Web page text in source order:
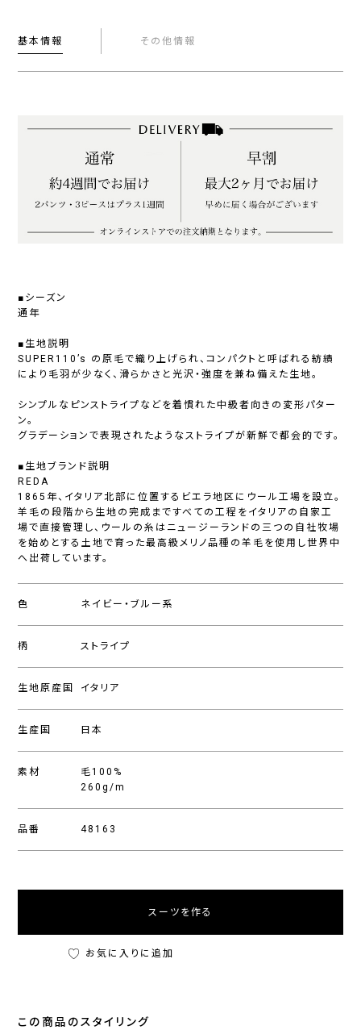
基本情報 その他情報
■シーズン
通年
■生地説明
SUPER110’s の原毛で織り上げられ、コンパクトと呼ばれる紡績
により毛羽が少なく、滑らかさと光沢・強度を兼ね備えた生地。
シンプルなピンストライプなどを着慣れた中級者向きの変形パター
ン。
グラデーションで表現されたようなストライプが新鮮で都会的です。
■生地ブランド説明
REDA
1865年、イタリア北部に位置するビエラ地区にウール工場を設立。
羊毛の段階から生地の完成まですべての工程をイタリアの自家工
場で直接管理し、ウールの糸はニュージーランドの三つの自社牧場
を始めとする土地で育った最高級メリノ品種の羊毛を使用し世界中
へ出荷しています。
色 ネイビー・ブルー系
柄 ストライプ
生地原産国 イタリア
生産国 日本
素材
毛100%
260g/m
品番 48163
スーツを作る
お気に入りに追加
この商品のスタイリング